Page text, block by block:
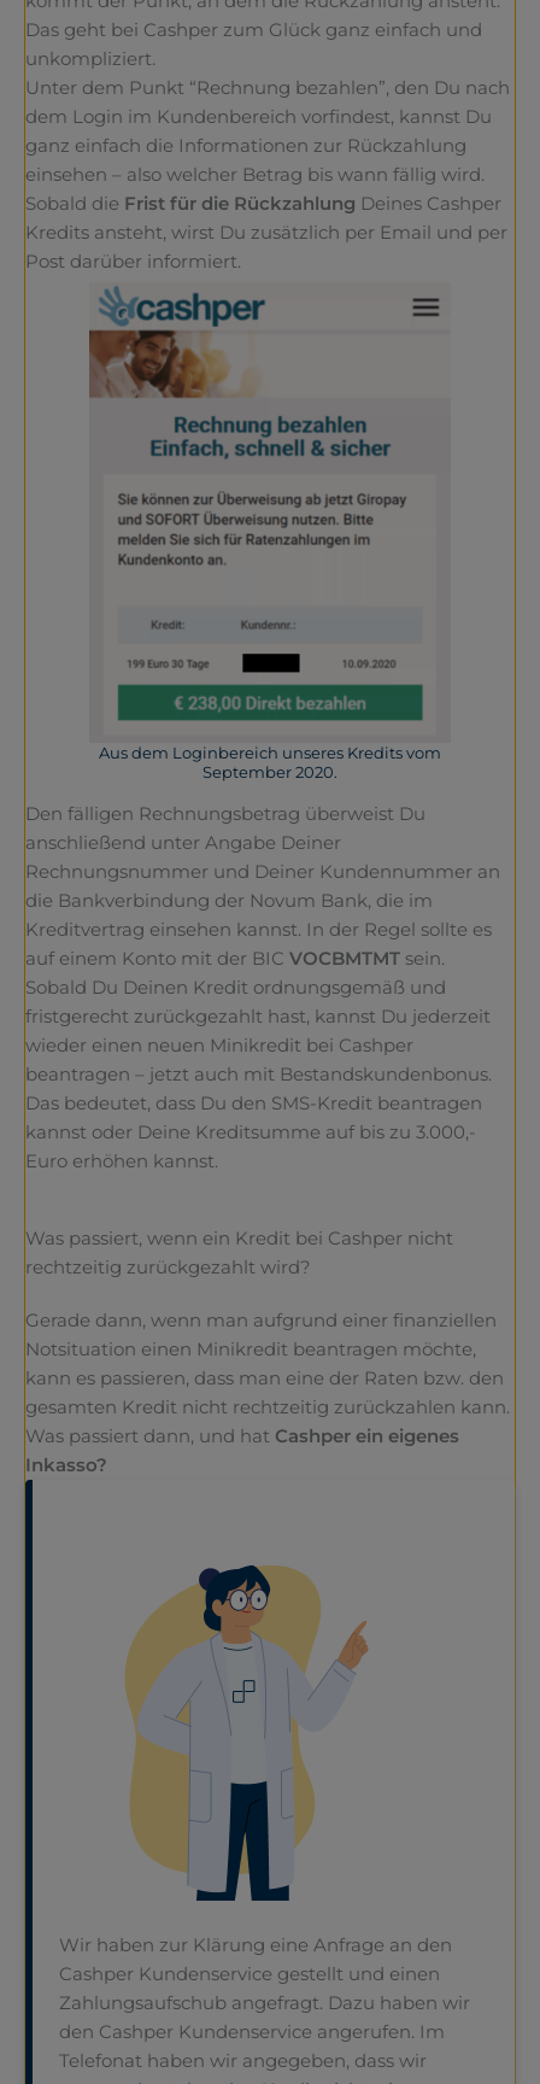
Das geht bei Cashper zum Glück ganz einfach und
unkompliziert.
Unter dem Punkt “Rechnung bezahlen”, den Du nach
dem Login im Kundenbereich vorfindest, kannst Du
ganz einfach die Informationen zur Rückzahlung
einsehen – also welcher Betrag bis wann fällig wird.
Sobald die Frist für die Rückzahlung Deines Cashper
Kredits ansteht, wirst Du zusätzlich per Email und per
Post darüber informiert.
Aus dem Loginbereich unseres Kredits vom
September 2020.
Den fälligen Rechnungsbetrag überweist Du
anschließend unter Angabe Deiner
Rechnungsnummer und Deiner Kundennummer an
die Bankverbindung der Novum Bank, die im
Kreditvertrag einsehen kannst. In der Regel sollte es
auf einem Konto mit der BIC VOCBMTMT sein.
Sobald Du Deinen Kredit ordnungsgemäß und
fristgerecht zurückgezahlt hast, kannst Du jederzeit
wieder einen neuen Minikredit bei Cashper
beantragen – jetzt auch mit Bestandskundenbonus.
Das bedeutet, dass Du den SMS-Kredit beantragen
kannst oder Deine Kreditsumme auf bis zu 3.000,-
Euro erhöhen kannst.
Was passiert, wenn ein Kredit bei Cashper nicht
rechtzeitig zurückgezahlt wird?
Gerade dann, wenn man aufgrund einer finanziellen
Notsituation einen Minikredit beantragen möchte,
kann es passieren, dass man eine der Raten bzw. den
gesamten Kredit nicht rechtzeitig zurückzahlen kann.
Was passiert dann, und hat Cashper ein eigenes
Inkasso?
Wir haben zur Klärung eine Anfrage an den
Cashper Kundenservice gestellt und einen
Zahlungsaufschub angefragt. Dazu haben wir
den Cashper Kundenservice angerufen. Im
Telefonat haben wir angegeben, dass wir